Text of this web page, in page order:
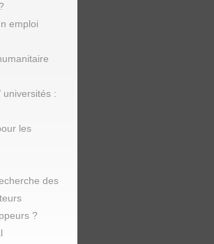
emploi
universités :
les
des
?